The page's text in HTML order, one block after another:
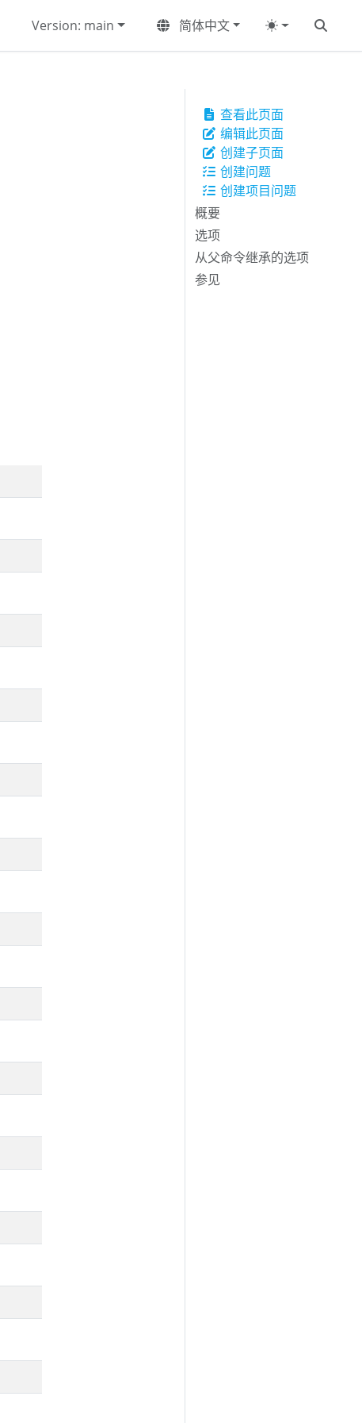
Version: main 简体中文
查看此页面
编辑此页面
创建子页面
创建问题
创建项目问题
概要
选项
从父命令继承的选项
参见